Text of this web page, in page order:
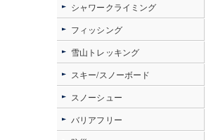
シャワークライミング
フィッシング
雪山トレッキング
スキー/スノーボード
スノーシュー
バリアフリー